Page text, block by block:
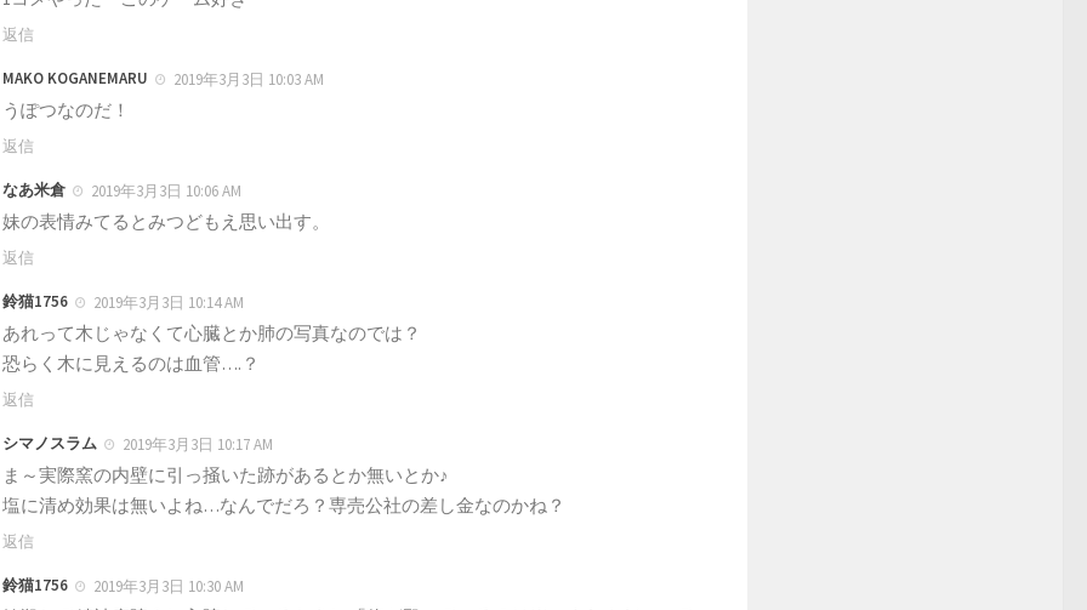
返信
MAKO KOGANEMARU 2019年3月3日 10:03 AM
うぽつなのだ！
返信
なあ米倉 2019年3月3日 10:06 AM
妹の表情みてるとみつどもえ思い出す。
返信
鈴猫1756 2019年3月3日 10:14 AM
あれって木じゃなくて心臓とか肺の写真なのでは？
恐らく木に見えるのは血管….？
返信
シマノスラム 2019年3月3日 10:17 AM
ま～実際窯の内壁に引っ掻いた跡があるとか無いとか♪
塩に清め効果は無いよね…なんでだろ？専売公社の差し金なのかね？
返信
鈴猫1756 2019年3月3日 10:30 AM